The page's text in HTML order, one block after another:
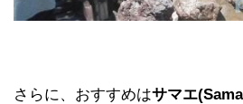
さらに、おすすめはサマエ